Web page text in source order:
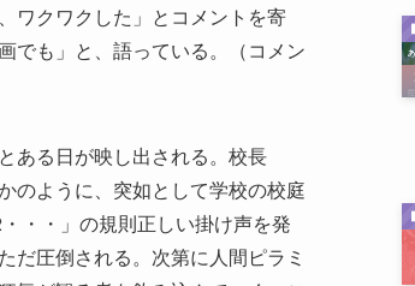
ワクワクした」とコメントを寄
でも」と、語っている。（コメン
ある日が映し出される。校長
のように、突如として学校の校庭
・・」の規則正しい掛け声を発
だ圧倒される。次第に人間ピラミ